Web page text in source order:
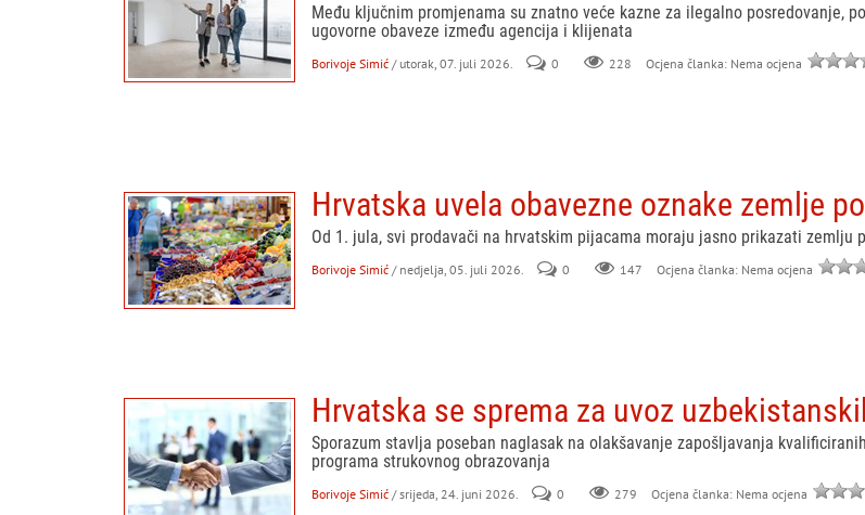
Među ključnim promjenama su znatno veće kazne za ilegalno posredovanje,
ugovorne obaveze između agencija i klijenata
Borivoje Simić / utorak, 07. juli 2026. 0 228 Ocjena članka: Nema ocjena
Hrvatska uvela obavezne oznake zemlje
Od 1. jula, svi prodavači na hrvatskim pijacama moraju jasno prikazati
Borivoje Simić / nedjelja, 05. juli 2026. 0 147 Ocjena članka: Nema ocjena
Hrvatska se sprema za uvoz
Sporazum stavlja poseban naglasak na olakšavanje zapošljavanja
programa strukovnog obrazovanja
Borivoje Simić / srijeda, 24. juni 2026. 0 279 Ocjena članka: Nema ocjena